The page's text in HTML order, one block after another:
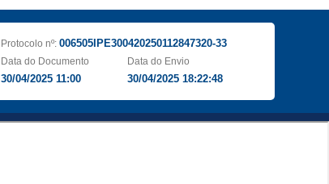
Protocolo nº: 006505IPE300420250112847320-33
Data do Documento
30/04/2025 11:00
Data do Envio
30/04/2025 18:22:48